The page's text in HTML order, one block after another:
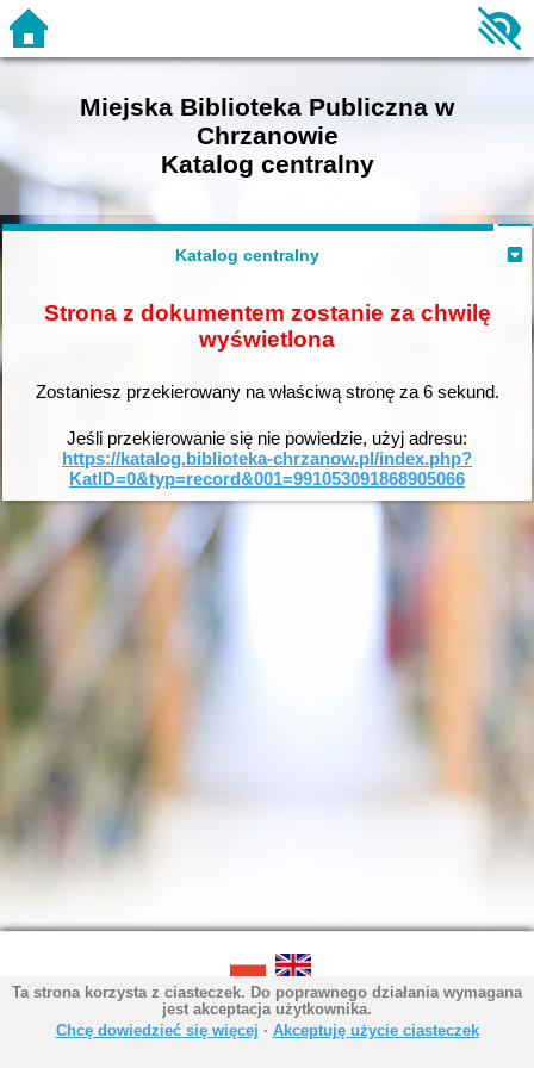
Miejska Biblioteka Publiczna w
Chrzanowie
Katalog centralny
Katalog centralny
Strona z dokumentem zostanie za chwilę
wyświetlona
Zostaniesz przekierowany na właściwą stronę za 6sekund.
Jeśli przekierowanie się nie powiedzie, użyj adresu:
https://katalog.biblioteka-chrzanow.pl/index.php?
KatID=0&typ=record&001=991053091868905066
SOWA OPAC v. 6.11.9 (2026-07-21)
Wygenerowano w 0,0052 s.
Ta strona korzysta z ciasteczek. Do poprawnego działania wymagana
jest akceptacja użytkownika.
Chcę dowiedzieć się więcej ∙ Akceptuję użycie ciasteczek